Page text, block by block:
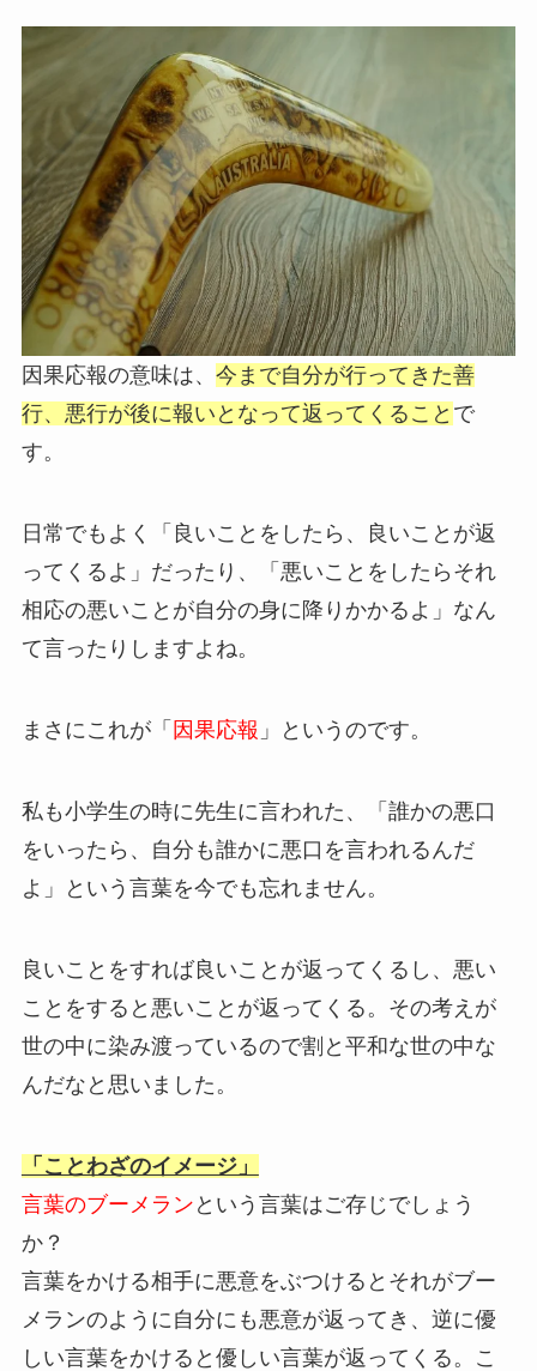
因果応報の意味は、 今まで自分が行ってきた善
行、悪行が後に報いとなって返ってくること で
す。
日常でもよく「良いことをしたら、良いことが返
ってくるよ」だったり、「悪いことをしたらそれ
相応の悪いことが自分の身に降りかかるよ」なん
て言ったりしますよね。
まさにこれが「 因果応報 」というのです。
私も小学生の時に先生に言われた、「誰かの悪口
をいったら、自分も誰かに悪口を言われるんだ
よ」という言葉を今でも忘れません。
良いことをすれば良いことが返ってくるし、悪い
ことをすると悪いことが返ってくる。その考えが
世の中に染み渡っているので割と平和な世の中な
んだなと思いました。
「ことわざのイメージ」
言葉のブーメラン という言葉はご存じでしょう
か？
言葉をかける相手に悪意をぶつけるとそれがブー
メランのように自分にも悪意が返ってき、逆に優
しい言葉をかけると優しい言葉が返ってくる。こ